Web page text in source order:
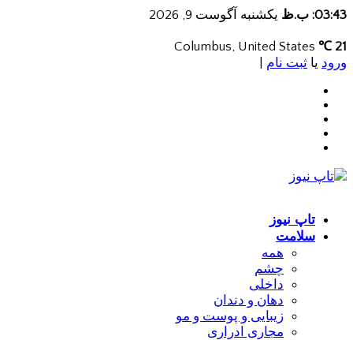
03:43: ب.ظ یکشنبه آگوست 9, 2026
21 ℃
ورود یا ثبت نام
تاپ نیوز
سلامت
همه
چشم
داخلی
دهان و دندان
زیبایی و پوست و مو
مجاری ادراری